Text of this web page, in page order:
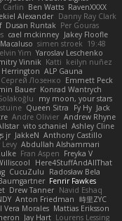
Carlin Ben Watts RavenXXXX
Alexander Danny Ray Clark
Dusan Runtak Per Gouras
cael mckinney Jakey Floofle
simen stroek 19:48
Yim Yaroslav Leschenko
Vinnik Katti keilyn nuñez
Herrington ALP Gauna
Cергей Лозенко Emmett Peck
Bauer Konrad Wantrych
my moon, your stars
Queen Sitra Fy Hy Jack
Andre Olivier Andrew Rhyne
vito schaniel Ashley Cline
jr JakkeN Anthony Castillo
Levy Abdullah Alshammari
Fran Aspen Freyka V
Here4StuffAndAllThat
CucuZulu
Radosław Bela
Fenrir Fawkes
Drew Tanner Navid Eshaq
Anton Friedman 時里ZYC
Vera Morales Mattias Eriksson
Jay Hart Lourens Lessing